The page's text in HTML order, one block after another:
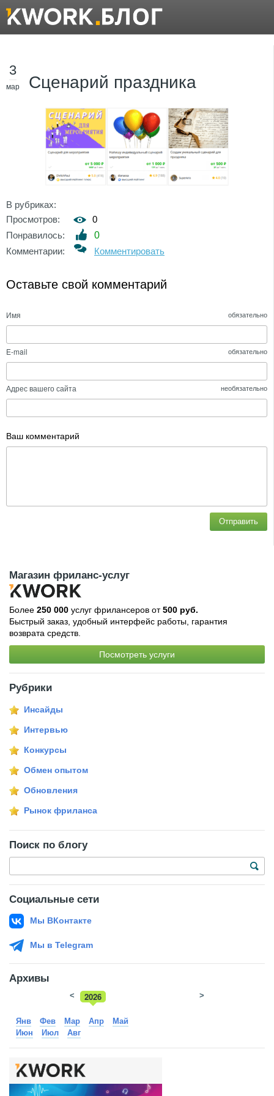
3
мар Сценарий праздника
В рубриках:
Просмотров:
0
Понравилось:
0
Комментарии:
Комментировать
Оставьте свой комментарий
Имя обязательно
E-mail обязательно
Адрес вашего сайта необязательно
Ваш комментарий
Отправить
Магазин фриланс-услуг
Более 250 000 услуг фрилансеров от500 руб.
Быстрый заказ, удобный интерфейс работы, гарантия
возврата средств.
Посмотреть услуги
Рубрики
Инсайды
Интервью
Конкурсы
Обмен опытом
Обновления
Рынок фриланса
Поиск по блогу
Социальные сети
Мы ВКонтакте
Мы в Telegram
Архивы
2026
2025
< >
Янв Фев Мар Апр
Май
Июн
Июл Авг